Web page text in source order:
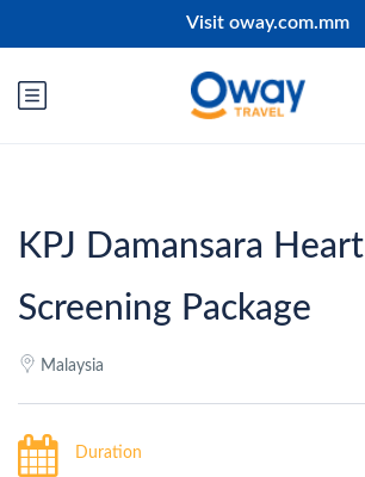
Visit oway.com.mm
KPJ Damansara Heart
Screening Package
Malaysia
Duration